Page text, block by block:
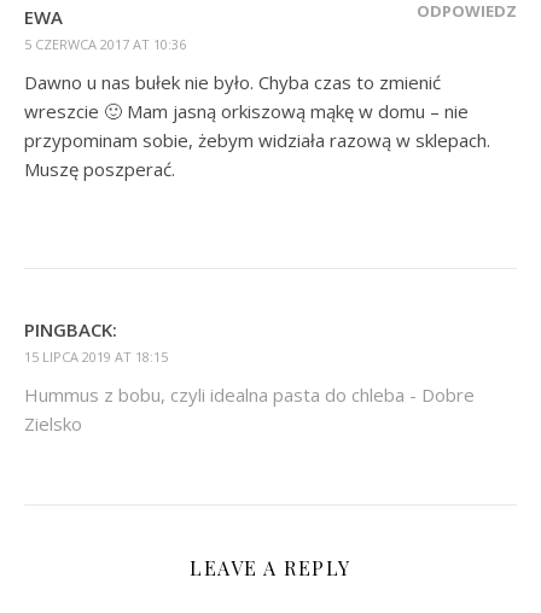
EWA
5 CZERWCA 2017 AT 10:36
ODPOWIEDZ
Dawno u nas bułek nie było. Chyba czas to zmienić
wreszcie 🙂 Mam jasną orkiszową mąkę w domu – nie
przypominam sobie, żebym widziała razową w sklepach.
Muszę poszperać.
PINGBACK:
15 LIPCA 2019 AT 18:15
Hummus z bobu, czyli idealna pasta do chleba - Dobre
Zielsko
LEAVE A REPLY